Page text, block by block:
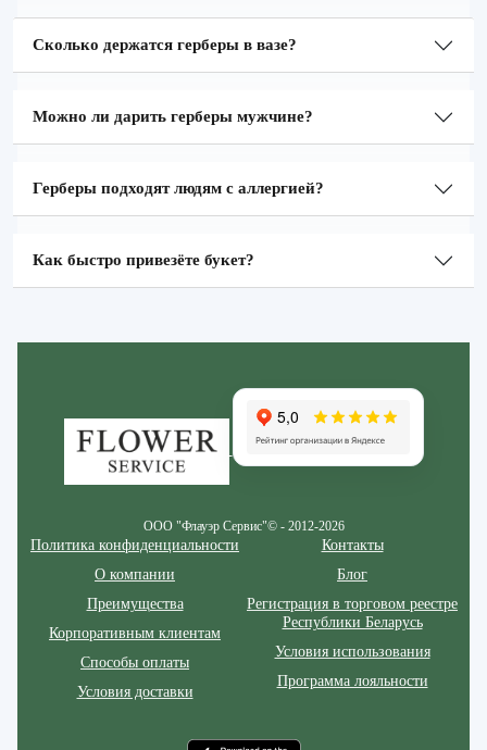
Сколько держатся герберы в вазе?
Можно ли дарить герберы мужчине?
Герберы подходят людям с аллергией?
Как быстро привезёте букет?
ООО "Флауэр Сервис"© - 2012-2026
Политика конфиденциальности
О компании
Преимущества
Корпоративным клиентам
Способы оплаты
Условия доставки
Контакты
Блог
Регистрация в торговом реестре
Республики Беларусь
Условия использования
Программа лояльности